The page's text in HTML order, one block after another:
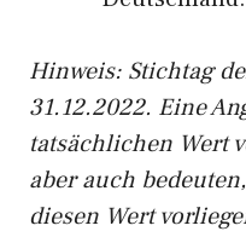
Hinweis: Stichtag
31.12.2022. Eine
tatsächlichen Wert
aber auch
diesen Wert